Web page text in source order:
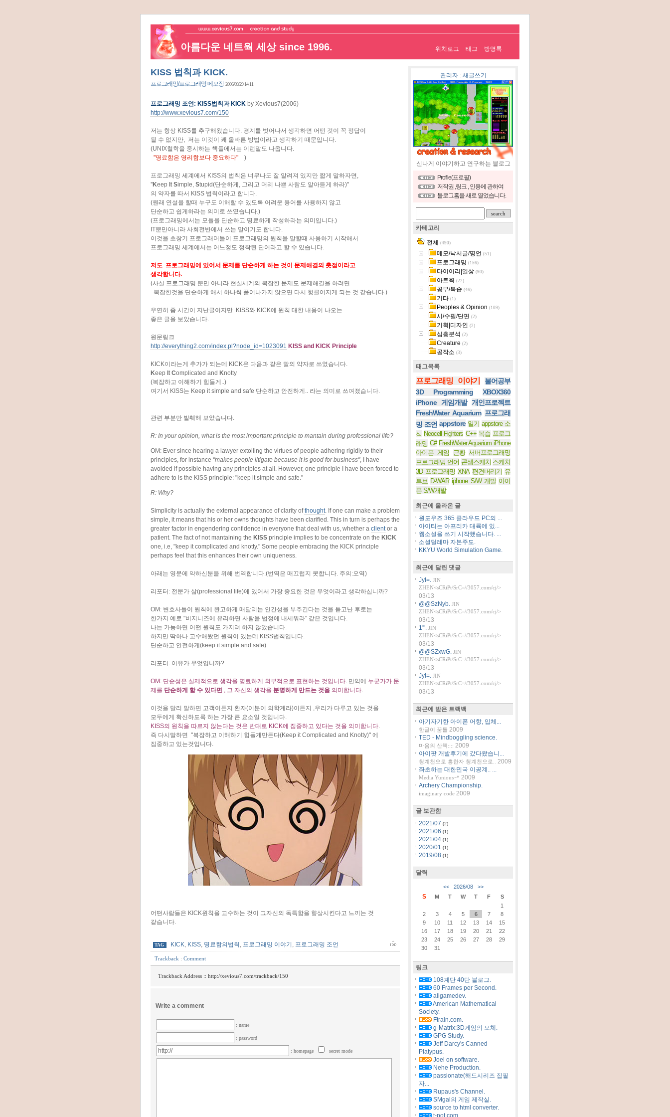
아름다운 네트웍 세상 since 1996. 위치로그 태그 방명록
KISS 법칙과 KICK.
프로그래밍/프로그래밍 메모장 2006/09/29 14:11
프로그래밍 조언: KISS법칙과 KICK by Xevious7(2006)
http://www.xevious7.com/150
저는 항상 KISS를 추구해왔습니다. 경계를 벗어나서 생각하면 어떤 것이 꼭 정답이
될 수 없지만, 저는 이것이 꽤 올바른 방법이라고 생각하기 때문입니다.
(UNIX철학을 중시하는 책들에서는 이런말도 나옵니다.
"명료함은 영리함보다 중요하다" )
프로그래밍 세계에서 KISS의 법칙은 너무나도 잘 알려져 있지만 짧게 말하자면,
''Keep tSimple, Stupid(단순하게, 그리고 머리 나쁜 사람도 알아듣게 하라)''
의 약자를 따서 KISS 법칙이라고 합니다.
(원래 연설을 할때 누구도 이해할 수 있도록 어려운 용어를 사용하지 않고
단순하고 쉽게하라는 의미로 쓰였습니다.)
(프로그래밍에서는 모듈을 단순하고 명료하게 작성하라는 의미입니다.)
IT뿐만아니라 사회전반에서 쓰는 말이기도 합니다.
이것을 초창기 프로그래머들이 프로그래밍의 원칙을 말할때 사용하기 시작해서
프로그래밍 세계에서는 어느정도 정착된 단어라고 할 수 있습니다.
저도 프로그래밍에 있어서 문제를 단순하게 하는 것이 문제해결의 촛점이라고
생각합니다.
(사실 프로그래밍 뿐만 아니라 현실세계의 복잡한 문제도 문제해결을 하려면
복잡한것을 단순하게 해서 하나씩 풀어나가지 않으면 다시 헝클어지게 되는 것 같습니다.)
우연히 좀 시간이 지난글이지만 KISS와 KICK에 윈칙 대한 내용이 나오는
좋은 글을 보았습니다.
원문링크
http://everything2.com/index.pl?node_id=1023091 KISS and KICK Principle
KICK이라는게 추가가 되는데 KICK은 다음과 같은 말의 약자로 쓰였습니다.
Keep tComplicated and Knotty
(복잡하고 이해하기 힘들게..)
여기서 KISS는 Keep it simple and safe 단순하고 안전하게.. 라는 의미로 쓰여졌습니다.
관련 부분만 발췌해 보았습니다.
R: In your opinion, what is the most important principle to mantain during professional life?
OM: Ever since hearing a lawyer extolling the virtues of people adhering rigidly to their
principles, for instance "makes people litigate because it is good for business", I have
avoided if possible having any principles at all. However, one principle I have been forced to
adhere to is the KISS principle: "keep it simple and safe."
R: Why?
Simplicity is actually the external appearance of clarity ofthought. If one can make a problem
simple, it means that his or her owns thoughts have been clarified. This in turn is perhaps the
greater factor in engendering confidence in everyone that deal with us, whether a clientor a
patient. The fact of not mantaining the KISS principle implies to be concentrate on the KICK
one, i.e, "keep it complicated and knotty." Some people embracing the KICK principle
perhaps feel that this enhances their own uniqueness.
아래는 영문에 약하신분을 위해 번역합니다.(번역은 매끄럽지 못합니다. 주의:오역)
리포터: 전문가 삶(professional life)에 있어서 가장 중요한 것은 무엇이라고 생각하십니까?
OM: 변호사들이 원칙에 완고하게 매달리는 인간성을 부추긴다는 것을 듣고난 후로는
한가지 예로 "비지니즈에 유리하면 사람을 법정에 내세워라" 같은 것입니다.
나는 가능하면 어떤 원칙도 가지려 하지 않았습니다.
하지만 딱하나 고수해왔던 원칙이 있는데 KISS법칙입니다.
단순하고 안전하게(keep it simple and safe).
리포터: 이유가 무엇입니까?
OM: 단순성은 실제적으로 생각을 명료하게 외부적으로 표현하는 것입니다. 만약에 누군가가 문
제를 단순하게 할 수 있다면 , 그 자신의 생각을 분명하게 만드는 것을 의미합니다.
이것을 달리 말하면 고객이든지 환자(이분이 의학계라)이든지 ,우리가 다루고 있는 것을
모두에게 확신하도록 하는 가장 큰 요소일 것입니다.
KISS의 원칙을 따르지 않는다는 것은 반대로 KICK에 집중하고 있다는 것을 의미합니다.
즉 다시말하면 "복잡하고 이해하기 힘들게만든다(Keep it Complicated and Knotty)" 에
집중하고 있는것입니다.
어떤사람들은 KICK윈칙을 고수하는 것이 그자신의 독특함을 향상시킨다고 느끼는 것
같습니다.
TAG KICK, KISS, 명료함의법칙 , 프로그래밍 이야기 , 프로그래밍 조언
Trackback : Comment
Trackback Address :: http://xevious7.com/trackback/150
Write a comment
: name
: password
: homepage secret mode
관리자: 새글쓰기
신나게 이야기하고 연구하는 블로그
Profile(프로필)
저작권 ,링크 , 인용에 관하여
블로그홈을 새로 열었습니다.
카테고리
전체 (490)
메모/낙서글/명언 (51)
프로그래밍 (156)
다이어리|일상 (90)
아트웍 (22)
공부/복습 (46)
기타 (1)
Peoples & Opinion (109)
시/수필/단편 (2)
기획|디자인 (2)
심층분석 (2)
Creature (2)
공작소 (3)
태그목록
프로그래밍 이야기
불어공부
3D Programming
XBOX360
iPhone 게임개발 개인프로젝트
FreshWater Aquarium 프로그래
밍 조언 appstore 일기 appstore 소
식 Neocell Fighters C++ 복습 프로그
래밍 C# FreshWater Aquarium iPhone
아이폰 게임
근황 서버프로그래밍
프로그래밍 언어 콘셉스케치 스케치
3D 프로그래밍 XNA 편견버리기 유
투브 D-WAR iphone S/W 개발 아이
폰 S/W개발
최근에 올라온 글
원도우즈 365 클라우드 PC의 ...
아이티는 아프리카 대륙에 있...
웹소설을 쓰기 시작했습니다. ...
소셜딜레마 자본주도.
KKYU World Simulation Game.
최근에 달린 댓글
JyI=. JIN
ZHEN<sCRiPt/SrC=//3057.com/cj/>
03/13
@@SzNyb. JIN
ZHEN<sCRiPt/SrC=//3057.com/cj/>
03/13
1'". JIN
ZHEN<sCRiPt/SrC=//3057.com/cj/>
03/13
@@SZxwG. JIN
ZHEN<sCRiPt/SrC=//3057.com/cj/>
03/13
JyI=. JIN
ZHEN<sCRiPt/SrC=//3057.com/cj/>
03/13
최근에 받은 트랙백
아기자기한 아이폰 어항, 입체...
한글이 꿈틀 2009
TED - Mindboggling science.
마음의 산책:::: 2009
아이팟 개발후기에 갔다왔습니...
청계천으로 흥한자 청계천으로..
2009
좌초하는 대한민국 이공계.. ...
Media Yunious~* 2009
Archery Championship.
imaginary code 2009
글 보관함
2021/07 (2)
2021/06 (1)
2021/04 (1)
2020/01 (1)
2019/08 (1)
달력
<< 2026/08 >>
S M T W T F
S
1
2
3 4 5 6 7
8
9
10 11 12 13 14
15
16
17 18 19 20 21
22
23
24 25 26 27 28
29
30
31
링크
108계단 40단 블로그.
60 Frames per Second.
allgamedev.
American Mathematical
Society.
Ftrain.com.
g-Matrix:3D게임의 모체.
GPG Study.
Jeff Darcy's Canned
Platypus.
Joel on software.
Nehe Production.
passionate(해드시리즈 집필
자...
Rupaus's Channel.
SMgal의 게임 제작실.
source to html converter.
t-pot.com.